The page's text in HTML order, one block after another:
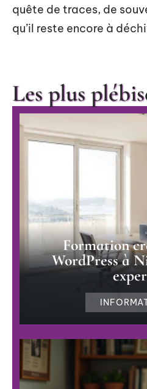
quête de traces, de
qu’il reste encore à
Les plus
Formation
WordPress à